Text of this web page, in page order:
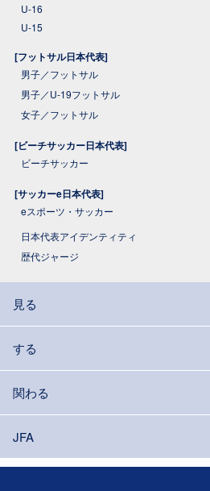
U-16
U-15
[フットサル日本代表]
男子／フットサル
男子／U-19フットサル
女子／フットサル
[ビーチサッカー日本代表]
ビーチサッカー
[サッカーe日本代表]
eスポーツ・サッカー
日本代表アイデンティティ
歴代ジャージ
見る
する
関わる
JFA